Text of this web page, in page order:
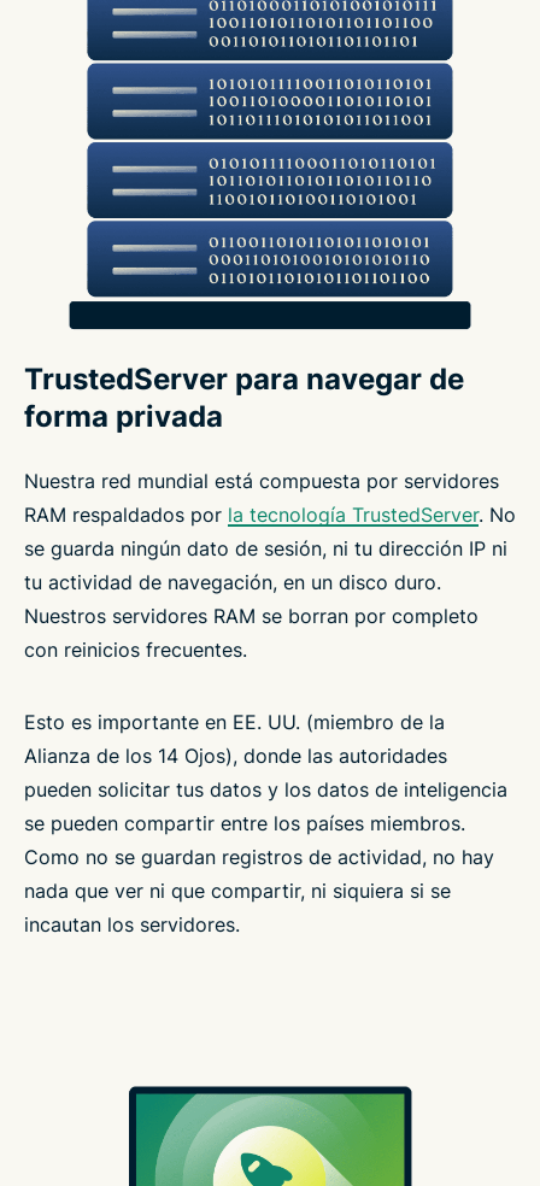
TrustedServer para navegar de
forma privada
Nuestra red mundial está compuesta por servidores
RAM respaldados por la tecnología TrustedServer. No
se guarda ningún dato de sesión, ni tu dirección IP ni
tu actividad de navegación, en un disco duro.
Nuestros servidores RAM se borran por completo
con reinicios frecuentes.
Esto es importante en EE. UU. (miembro de la
Alianza de los 14 Ojos), donde las autoridades
pueden solicitar tus datos y los datos de inteligencia
se pueden compartir entre los países miembros.
Como no se guardan registros de actividad, no hay
nada que ver ni que compartir, ni siquiera si se
incautan los servidores.